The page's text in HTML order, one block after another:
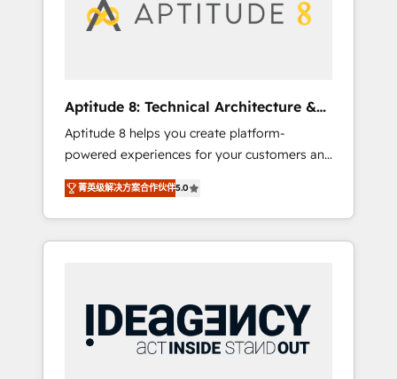
digitale et des startups florissantes. Nos 3
grandes expertises sont : ➤ L’intégration de
synchronisation API, audit et maintenance) ➤
La création de sites internet de conversion
qui transforment les visiteurs en
opportunités d'affaires ➤ La mise en place
de stratégies d'acquisition marketing (SEO,
SEA, inbound, automatisation marketing,
ABM, IA, emailing) Informations clés : - 10 ans
certifications HubSpot cumulées
Aptitude 8: Technical Architecture &
Deployment
Aptitude 8 helps you create platform-
powered experiences for your customers and
teams. We build multi-hub solutions and
orchestrate operations across your entire
tech stack. Aptitude 8 is trusted by top
brands such as Lenovo, Bluetooth,
Association, Randstad, Uber Freight, and
HubSpot itself. We have the largest technical
consulting team of any HubSpot partner and
菁英级解决方案合作伙伴5.0